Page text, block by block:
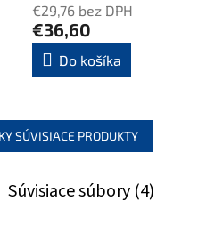
€29,76 bez DPH
€36,60
Do košíka
SÚVISIACE PRODUKTY
Súvisiace súbory (4)